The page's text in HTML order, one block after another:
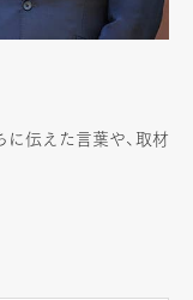
伝えた言葉や、取材